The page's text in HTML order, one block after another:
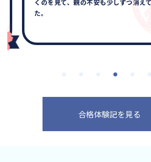
くのを見て、親の不安も少しずつ消え
た。
合格体験記を見る